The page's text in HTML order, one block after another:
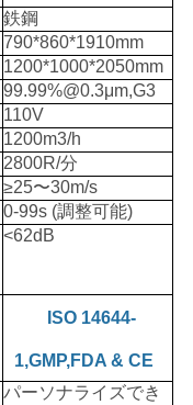
鉄鋼
790*860*1910mm
1200*1000*2050mm
99.99%@0.3μm,G3
110V
1200m3/h
2800R/分
≥25〜30m/s
0-99s (調整可能)
<62dB
ISO 14644-
1,GMP,FDA & CE
パーソナライズでき